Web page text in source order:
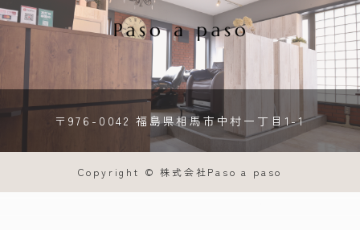
〒976-0042 福島県相馬市中村一丁目1-1
Copyright © 株式会社Paso a paso